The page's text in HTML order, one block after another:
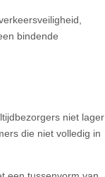
bindende
niet lager
die niet volledig in